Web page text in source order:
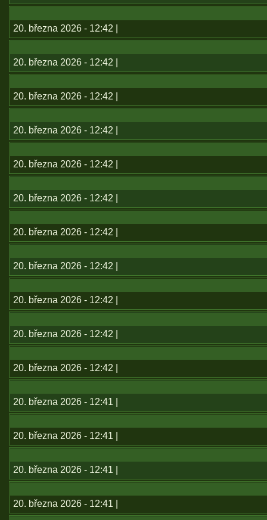
20. března 2026 - 12:42 |
20. března 2026 - 12:42 |
20. března 2026 - 12:42 |
20. března 2026 - 12:42 |
20. března 2026 - 12:42 |
20. března 2026 - 12:42 |
20. března 2026 - 12:42 |
20. března 2026 - 12:42 |
20. března 2026 - 12:42 |
20. března 2026 - 12:42 |
20. března 2026 - 12:42 |
20. března 2026 - 12:41 |
20. března 2026 - 12:41 |
20. března 2026 - 12:41 |
20. března 2026 - 12:41 |